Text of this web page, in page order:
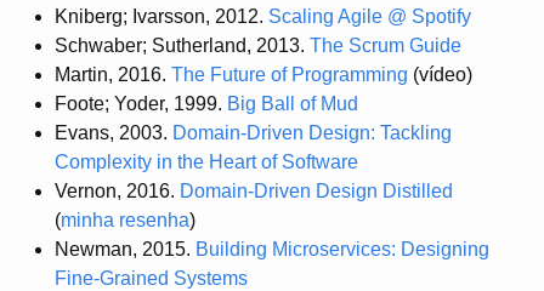
Kniberg; Ivarsson, 2012. Scaling Agile @ Spotify
Schwaber; Sutherland, 2013. The Scrum Guide
Martin, 2016. The Future of Programming (vídeo)
Foote; Yoder, 1999. Big Ball of Mud
Evans, 2003. Domain-Driven Design: Tackling
Complexity in the Heart of Software
Vernon, 2016. Domain-Driven Design Distilled
(minha resenha)
Newman, 2015. Building Microservices: Designing
Fine-Grained Systems